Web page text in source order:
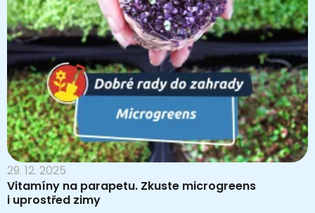
29. 12. 2025
Vitamíny na parapetu. Zkuste microgreens
i uprostřed zimy